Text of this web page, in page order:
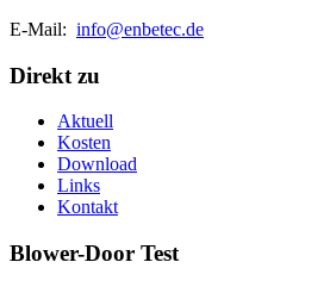
E-Mail: info@enbetec.de
Direkt zu
Aktuell
Kosten
Download
Links
Kontakt
Blower-Door Test